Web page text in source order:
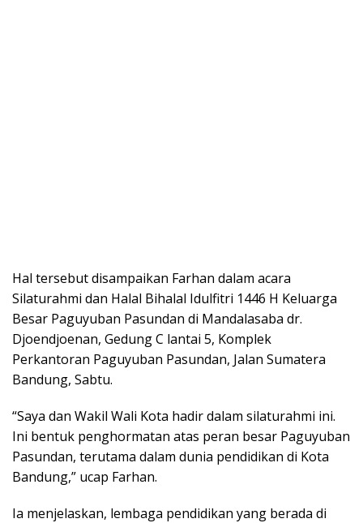
Hal tersebut disampaikan Farhan dalam acara
Silaturahmi dan Halal Bihalal Idulfitri 1446 H Keluarga
Besar Paguyuban Pasundan di Mandalasaba dr.
Djoendjoenan, Gedung C lantai 5, Komplek
Perkantoran Paguyuban Pasundan, Jalan Sumatera
Bandung, Sabtu.
“Saya dan Wakil Wali Kota hadir dalam silaturahmi ini.
Ini bentuk penghormatan atas peran besar Paguyuban
Pasundan, terutama dalam dunia pendidikan di Kota
Bandung,” ucap Farhan.
Ia menjelaskan, lembaga pendidikan yang berada di